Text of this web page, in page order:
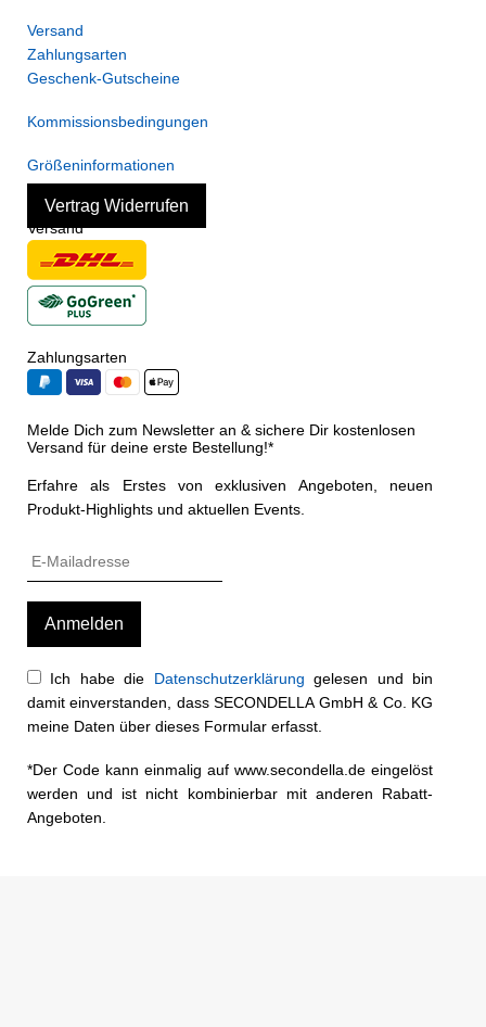
Versand
Zahlungsarten
Geschenk-Gutscheine
Kommissionsbedingungen
Größeninformationen
Vertrag Widerrufen
Versand
Zahlungsarten
Melde Dich zum Newsletter an & sichere Dir kostenlosen
Versand für deine erste Bestellung!*
Erfahre als Erstes von exklusiven Angeboten, neuen
Produkt-Highlights und aktuellen Events.
Ich habe die Datenschutzerklärung gelesen und bin
damit einverstanden, dass SECONDELLA GmbH & Co. KG
meine Daten über dieses Formular erfasst.
*Der Code kann einmalig auf www.secondella.de eingelöst
werden und ist nicht kombinierbar mit anderen Rabatt-
Angeboten.